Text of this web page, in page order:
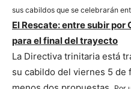
sus cabildos que se celebrarán
El Rescate: entre subir por
para el final del trayecto
La Directiva trinitaria está
su cabildo del viernes 5 de